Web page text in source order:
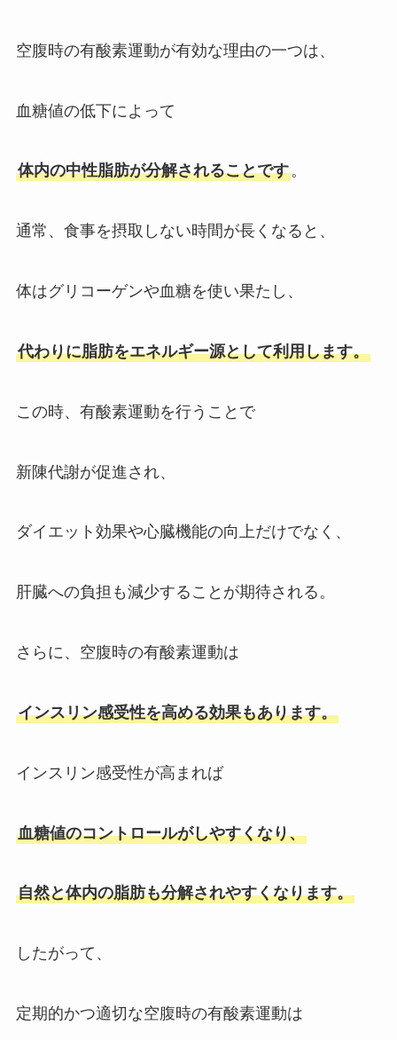
空腹時の有酸素運動が有効な理由の一つは、
血糖値の低下によって
体内の中性脂肪が分解されることです。
通常、食事を摂取しない時間が長くなると、
体はグリコーゲンや血糖を使い果たし、
代わりに脂肪をエネルギー源として利用します。
この時、有酸素運動を行うことで
新陳代謝が促進され、
ダイエット効果や心臓機能の向上だけでなく、
肝臓への負担も減少することが期待される。
さらに、空腹時の有酸素運動は
インスリン感受性を高める効果もあります。
インスリン感受性が高まれば
血糖値のコントロールがしやすくなり、
自然と体内の脂肪も分解されやすくなります。
したがって、
定期的かつ適切な空腹時の有酸素運動は